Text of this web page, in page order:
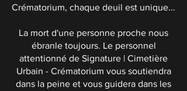
Crématorium, chaque deuil est unique...
La mort d'une personne proche nous
ébranle toujours. Le personnel
attentionné de Signature | Cimetière
Urbain - Crématorium vous soutiendra
dans la peine et vous guidera dans les